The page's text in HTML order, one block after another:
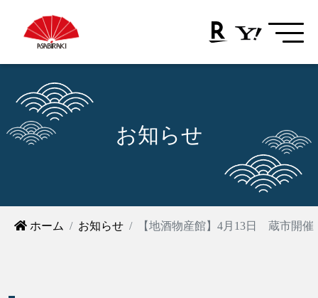
お知らせ
ホーム お知らせ 【地酒物産館】4月13日 蔵市開催